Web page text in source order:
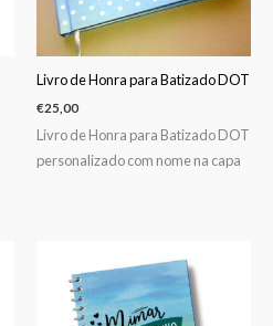
Livro de Honra para Batizado DOT
€25,00
Livro de Honra para Batizado DOT
personalizado com nome na capa
range:
through
€11,50